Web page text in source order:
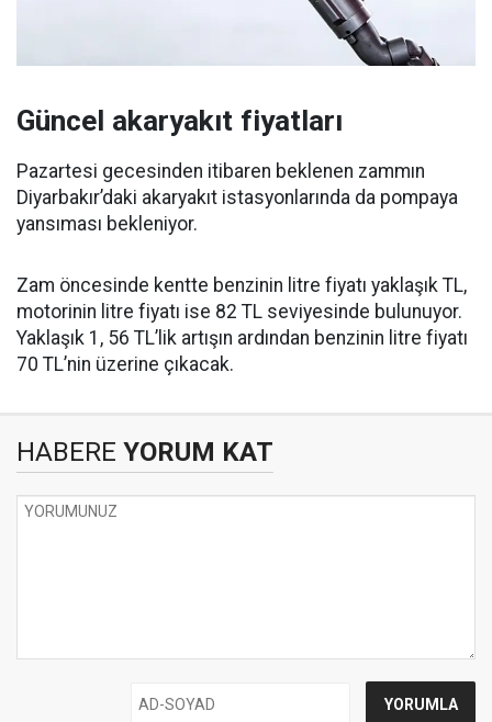
Güncel akaryakıt fiyatları
Pazartesi gecesinden itibaren beklenen zammın
Diyarbakır’daki akaryakıt istasyonlarında da pompaya
yansıması bekleniyor.
Zam öncesinde kentte benzinin litre fiyatı yaklaşık TL,
motorinin litre fiyatı ise 82 TL seviyesinde bulunuyor.
Yaklaşık 1, 56 TL’lik artışın ardından benzinin litre fiyatı
70 TL’nin üzerine çıkacak.
HABERE YORUM KAT